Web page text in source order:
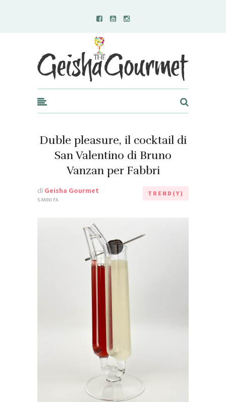
Geisha Gourmet
Duble pleasure, il cocktail di
San Valentino di Bruno
Vanzan per Fabbri
di Geisha Gourmet
5 ANNI FA
TREND(Y)